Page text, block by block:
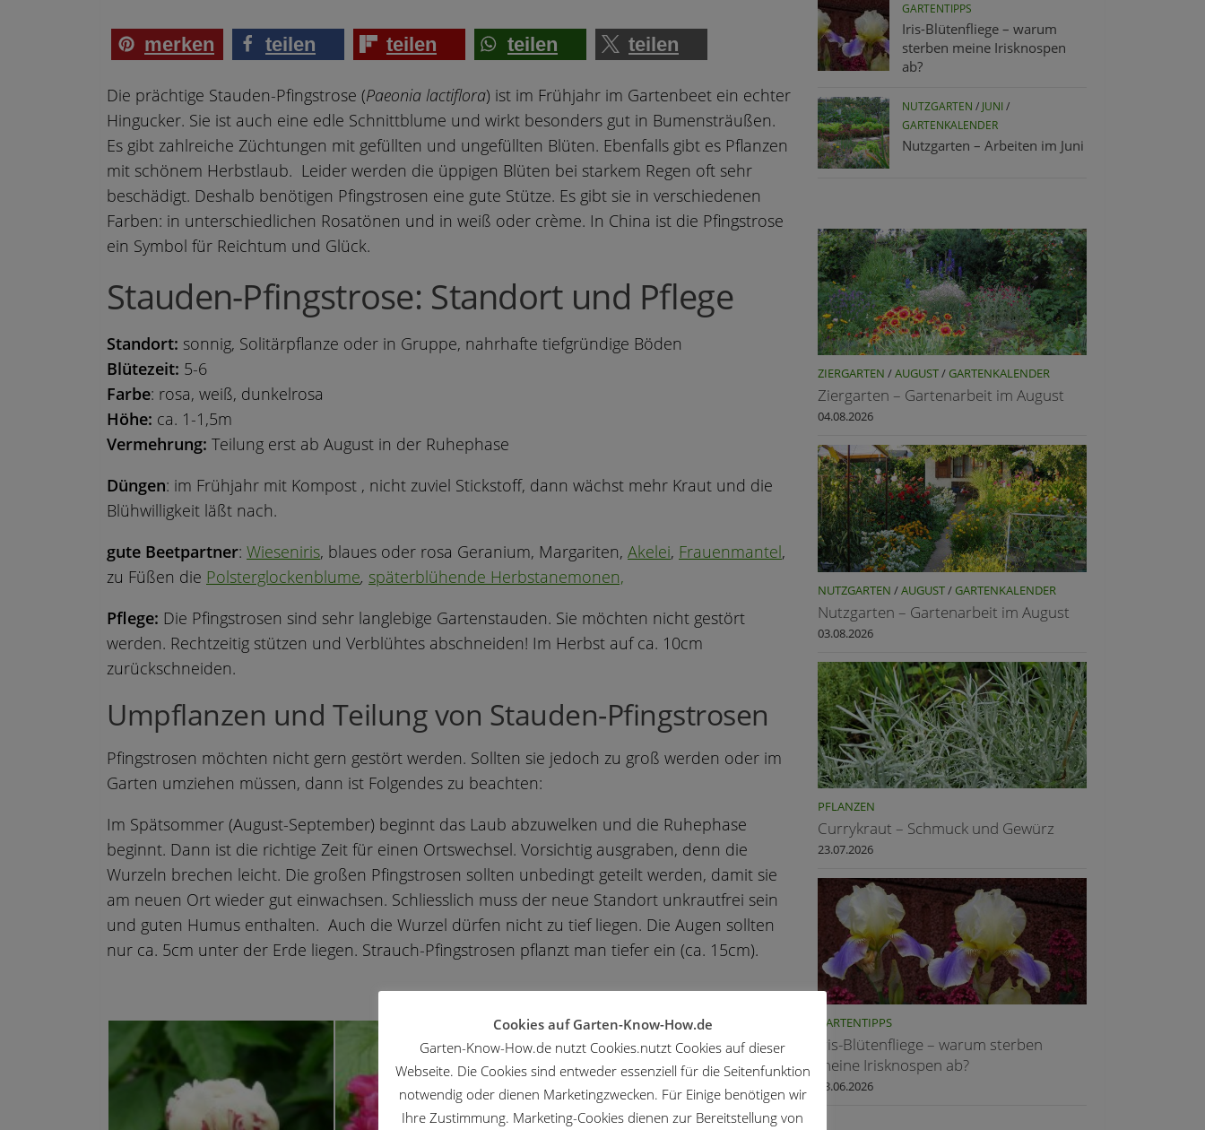
merken teilen teilen teilen teilen
Die prächtige Stauden-Pfingstrose (Paeonia lactiflora) ist im Frühjahr im Gartenbeet ein echter
Hingucker. Sie ist auch eine edle Schnittblume und wirkt besonders gut in Bumensträußen.
Es gibt zahlreiche Züchtungen mit gefüllten und ungefüllten Blüten. Ebenfalls gibt es Pflanzen
mit schönem Herbstlaub. Leider werden die üppigen Blüten bei starkem Regen oft sehr
beschädigt. Deshalb benötigen Pfingstrosen eine gute Stütze. Es gibt sie in verschiedenen
Farben: in unterschiedlichen Rosatönen und in weiß oder crème. In China ist die Pfingstrose
ein Symbol für Reichtum und Glück.
Stauden-Pfingstrose: Standort und Pflege
Standort: sonnig, Solitärpflanze oder in Gruppe, nahrhafte tiefgründige Böden
Blütezeit: 5-6
Farbe: rosa, weiß, dunkelrosa
Höhe: ca. 1-1,5m
Vermehrung: Teilung erst ab August in der Ruhephase
Düngen: im Frühjahr mit Kompost , nicht zuviel Stickstoff, dann wächst mehr Kraut und die
Blühwilligkeit läßt nach.
gute Beetpartner: Wieseniris, blaues oder rosa Geranium, Margariten, Akelei, Frauenmantel,
zu Füßen die Polsterglockenblume, späterblühende Herbstanemonen,
Pflege: Die Pfingstrosen sind sehr langlebige Gartenstauden. Sie möchten nicht gestört
werden. Rechtzeitig stützen und Verblühtes abschneiden! Im Herbst auf ca. 10cm
zurückschneiden.
Umpflanzen und Teilung von Stauden-Pfingstrosen
Pfingstrosen möchten nicht gern gestört werden. Sollten sie jedoch zu groß werden oder im
Garten umziehen müssen, dann ist Folgendes zu beachten:
Im Spätsommer (August-September) beginnt das Laub abzuwelken und die Ruhephase
beginnt. Dann ist die richtige Zeit für einen Ortswechsel. Vorsichtig ausgraben, denn die
Wurzeln brechen leicht. Die großen Pfingstrosen sollten unbedingt geteilt werden, damit sie
am neuen Ort wieder gut einwachsen. Schliesslich muss der neue Standort unkrautfrei sein
und guten Humus enthalten. Auch die Wurzel dürfen nicht zu tief liegen. Die Augen sollten
nur ca. 5cm unter der Erde liegen. Strauch-Pfingstrosen pflanzt man tiefer ein (ca. 15cm).
GARTENTIPPS
Iris-Blütenfliege – warum
sterben meine Irisknospen
ab?
NUTZGARTEN / JUNI /
GARTENKALENDER
Nutzgarten – Arbeiten im Juni
ZIERGARTEN /AUGUST/ GARTENKALENDER
Ziergarten – Gartenarbeit im August
04.08.2026
NUTZGARTEN /AUGUST/ GARTENKALENDER
Nutzgarten – Gartenarbeit im August
03.08.2026
PFLANZEN
Currykraut – Schmuck und Gewürz
23.07.2026
GARTENTIPPS
Iris-Blütenfliege – warum sterben
meine Irisknospen ab?
03.06.2026
Cookies auf Garten-Know-How.de
Garten-Know-How.de nutzt Cookies.nutzt Cookies auf dieser
Webseite. Die Cookies sind entweder essenziell für die Seitenfunktion
notwendig oder dienen Marketingzwecken. Für Einige benötigen wir
Ihre Zustimmung. Marketing-Cookies dienen zur Bereitstellung von